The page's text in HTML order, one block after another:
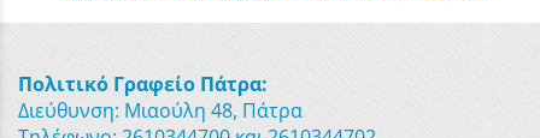
Πολιτικό Γραφείο Πάτρα:
Διεύθυνση: Μιαούλη 48, Πάτρα